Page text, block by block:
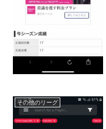
その他のリーグ